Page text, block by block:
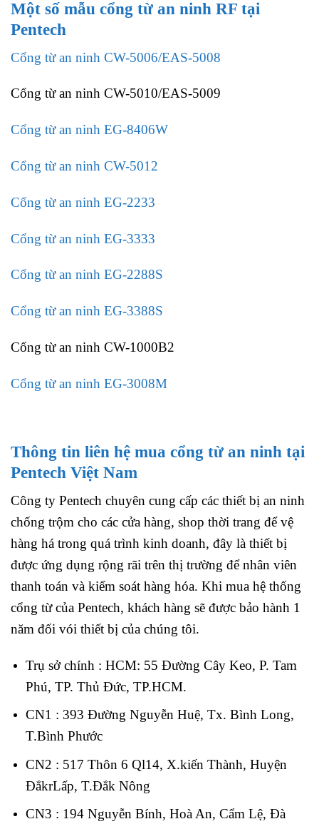
Một số mẫu cổng từ an ninh RF tại
Pentech
Cổng từ an ninh CW-5006/EAS-5008
Cổng từ an ninh CW-5010/EAS-5009
Cổng từ an ninh EG-8406W
Cổng từ an ninh CW-5012
Cổng từ an ninh EG-2233
Cổng từ an ninh EG-3333
Cổng từ an ninh EG-2288S
Cổng từ an ninh EG-3388S
Cổng từ an ninh CW-1000B2
Cổng từ an ninh EG-3008M
Thông tin liên hệ mua cổng từ an ninh tại
Pentech Việt Nam
Công ty Pentech chuyên cung cấp các thiết bị an ninh
chống trộm cho các cửa hàng, shop thời trang để vệ
hàng há trong quá trình kinh doanh, đây là thiết bị
được ứng dụng rộng rãi trên thị trường để nhân viên
thanh toán và kiểm soát hàng hóa. Khi mua hệ thống
cổng từ của Pentech, khách hàng sẽ được bảo hành 1
năm đối vói thiết bị của chúng tôi.
Trụ sở chính : HCM: 55 Đường Cây Keo, P. Tam
Phú, TP. Thủ Đức, TP.HCM.
CN1 : 393 Đường Nguyễn Huệ, Tx. Bình Long,
T.Bình Phước
CN2 : 517 Thôn 6 Ql14, X.kiến Thành, Huyện
ĐắkrLấp, T.Đắk Nông
CN3 : 194 Nguyễn Bính, Hoà An, Cẩm Lệ, Đà